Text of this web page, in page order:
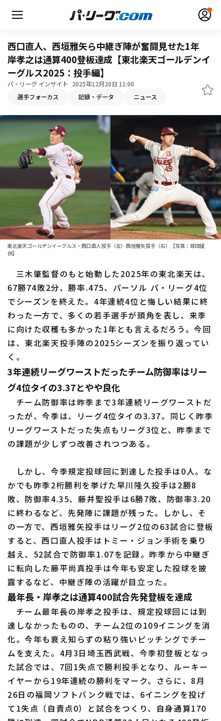
無料アカウント登録
日程・結果
順位表･成績
1軍公式戦
ファーム東地区
ファーム中地区
交流戦
選手名鑑
選手名鑑トップ
東北楽天ゴールデンイーグルス
埼玉西武ライオンズ
千葉ロッテマリーンズ
オリックス・バファローズ
ニュース
設定
利用規約 プライバシーポリシー
運営会社（別ウィンドウで開く） よくある質問
特定商取引法の表示 アルバイト募集（別ウィンドウで開く
西口直人、西垣雅矢ら中継ぎ陣が奮闘見せた1年
岸孝之は通算400登板達成【東北楽天ゴールデンイ
ーグルス2025：投手編】
パ・リーグ インサイト 2025年12月20日 11:00
選手フォーカス 記録・データ ニュース
東北楽天ゴールデンイーグルス・西口直人投手（左）西垣雅矢投手（右）【写真：球団提
供】
三木肇監督のもと始動した2025年の東北楽天は、
67勝74敗2分、勝率.475、パーソル パ・リーグ4位
でシーズンを終えた。4年連続4位と悔しい結果に終
わった一方で、多くの若手選手が頭角を表し、来季
に向けた収穫も多かった1年とも言えるだろう。今回
は、東北楽天投手陣の2025シーズンを振り返ってい
く。
3年連続リーグワーストだったチーム防御率はリー
グ4位タイの3.37とやや良化
チーム防御率は昨季まで3年連続リーグワーストだ
ったが、今季は、リーグ4位タイの3.37。同じく昨季
リーグワーストだった失点もリーグ3位と、昨季まで
の課題が少しずつ改善されつつある。
しかし、今季規定投球回に到達した投手は0人。な
かでも昨季2桁勝利を挙げた早川隆久投手は2勝8
敗、防御率4.35、藤井聖投手は6勝7敗、防御率3.20
に終わるなど、先発陣に課題が残った。しかし、そ
の一方で、西垣雅矢投手はリーグ2位の63試合に登板
すると、西口直人投手はトミー・ジョン手術を乗り
越え、52試合で防御率1.07を記録。昨季から中継ぎ
に転向した藤平尚真投手は今年も安定した投球を披
露するなど、中継ぎ陣の活躍が目立った。
最年長・岸孝之は通算400試合先発登板を達成
チーム最年長の岸孝之投手は、規定投球回には到
達しなかったものの、チーム2位の109イニングを消
化。今年も衰え知らずの粘り強いピッチングでチー
ムを支えた。4月3日埼玉西武戦、今季初登板となっ
た試合では、7回1失点で勝利投手となり、ルーキー
イヤーから19年連続の勝利をマーク。さらに、8月
26日の福岡ソフトバンク戦では、6イニングを投げ
て1失点（自責点0）と試合をつくり、自身通算170